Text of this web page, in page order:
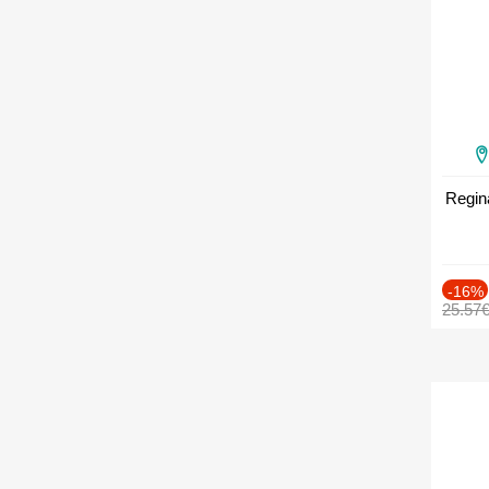
-16%
25.57€